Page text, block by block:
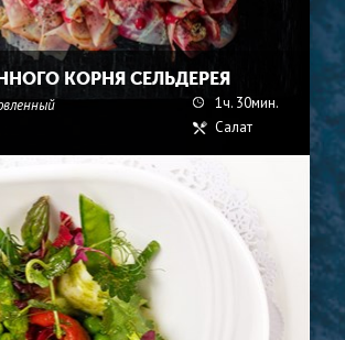
КОРНЯ СЕЛЬДЕРЕЯ
1ч. 30мин.
Салат